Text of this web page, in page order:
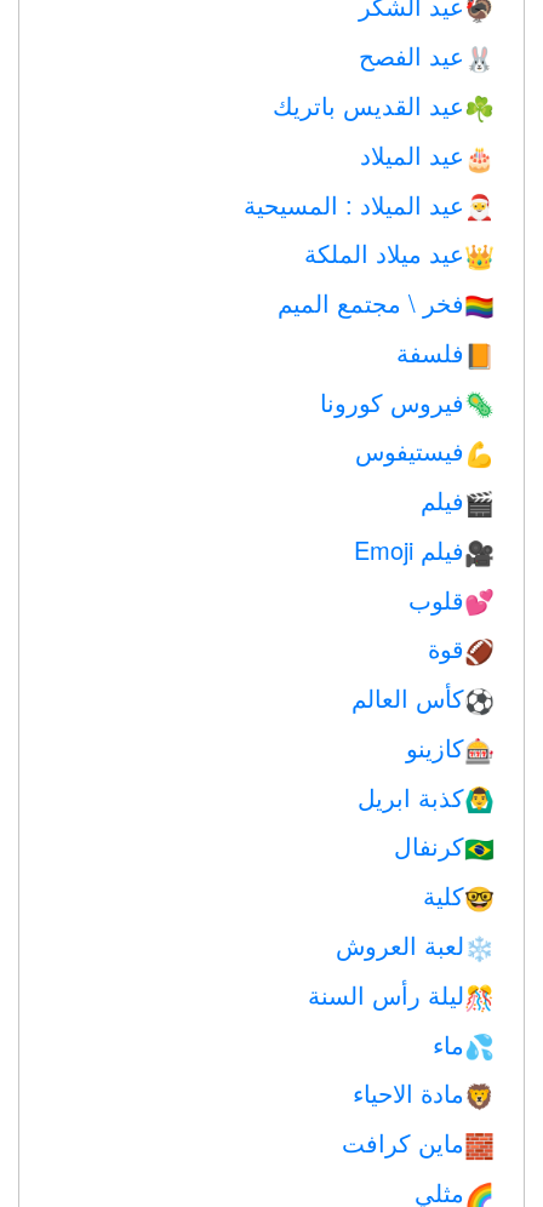
🦃
🐰 عيد الفصح
☘️عيد القديس باتريك
🎂 عيد الميلاد
🎅 عيد الميلاد : المسيحية
👑عيد ميلاد الملكة
🏳️‍🌈فخر \ مجتمع الميم
📙 فلسفة
🦠فيروس كورونا
💪 فيستيفوس
🎬فيلم
🎥فيلم Emoji
💕قلوب
🏈قوة
⚽كأس العالم
🎰كازينو
🙆‍♂️كذبة ابريل
🇧🇷كرنفال
🤓كلية
❄️لعبة العروش
🎊ليلة رأس السنة
💦ماء
🦁مادة الاحياء
🧱ماين كرافت
🌈مثلي